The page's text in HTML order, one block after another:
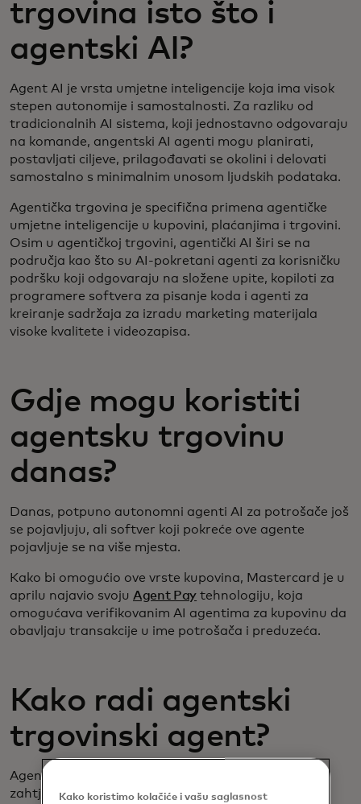
trgovina isto što i
agentski AI?
Agent AI je vrsta umjetne inteligencije koja ima visok
stepen autonomije i samostalnosti. Za razliku od
tradicionalnih AI sistema, koji jednostavno odgovaraju
na komande, angentski AI agenti mogu planirati,
postavljati ciljeve, prilagođavati se okolini i delovati
samostalno s minimalnim unosom ljudskih podataka.
Agentička trgovina je specifična primena agentičke
umjetne inteligencije u kupovini, plaćanjima i trgovini.
Osim u agentičkoj trgovini, agentički AI širi se na
područja kao što su AI-pokretani agenti za korisničku
podršku koji odgovaraju na složene upite, kopiloti za
programere softvera za pisanje koda i agenti za
kreiranje sadržaja za izradu marketing materijala
visoke kvalitete i videozapisa.
Gdje mogu koristiti
agentsku trgovinu
danas?
Danas, potpuno autonomni agenti AI za potrošače još
se pojavljuju, ali softver koji pokreće ove agente
pojavljuje se na više mjesta.
Kako bi omogućio ove vrste kupovina, Mastercard je u
aprilu najavio svoju Agent Pay tehnologiju, koja
omogućava verifikovanim AI agentima za kupovinu da
obavljaju transakcije u ime potrošača i preduzeća.
Kako radi agentski
trgovinski agent?
Agentička trgovina agent radi tako što počinje sa
zahtjevom korisnika, ili promptom. Za razliku od
Kako koristimo kolačiće i vašu saglasnost